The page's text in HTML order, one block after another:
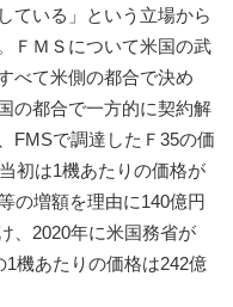
ている」という立場から
ＦＭＳについて米国の武
べて米側の都合で決め
の都合で一方的に契約解
FMSで調達したＦ35の価
初は1機あたりの価格が
の増額を理由に140億円
、2020年に米国務省が
機あたりの価格は242億